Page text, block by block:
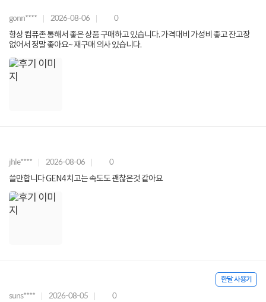
gonn**** 2026-08-06 0
항상 컴퓨존 통해서 좋은 상품 구매하고 있습니다. 가격대비 가성비 좋고 잔고장
없어서 정말 좋아요~ 재구매 의사 있습니다.
jhle**** 2026-08-06 0
쓸만합니다 GEN4 치고는 속도도 괜찮은것 같아요
한달 사용기
suns**** 2026-08-05 0